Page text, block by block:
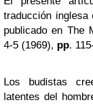
traducción inglesa
publicado en The
4-5 (1969), pp.
Los budistas
latentes del